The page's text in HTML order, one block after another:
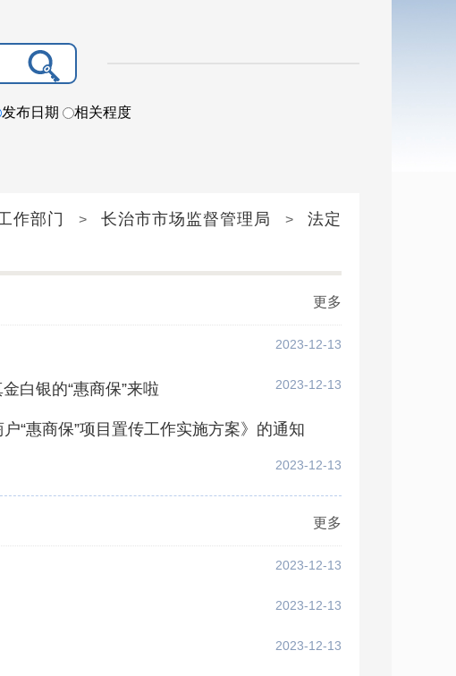
发布日期 相关程度
作部门 > 长治市市场监督管理局 >
法定
更多
2023-12-13
白银的“惠商保”来啦 2023-12-13
“惠商保”项目置传工作实施方案》的通知
2023-12-13
更多
2023-12-13
2023-12-13
2023-12-13